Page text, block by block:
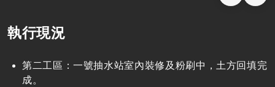
執行現況
第二工區：一號抽水站室內裝修及粉刷中，土方回填完
成。